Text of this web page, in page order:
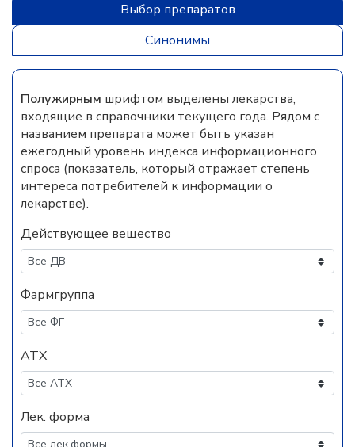
Выбор препаратов
Синонимы
Полужирным шрифтом выделены лекарства,
входящие в справочники текущего года. Рядом с
названием препарата может быть указан
ежегодный уровень индекса информационного
спроса (показатель, который отражает степень
интереса потребителей к информации о
лекарстве).
Действующее вещество
Фармгруппа
АТХ
Лек. форма